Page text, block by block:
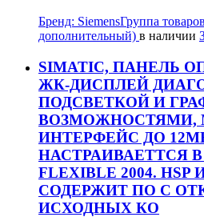
Бренд: SiemensГруппа
дополнительный) в наличии
SIMATIC, ПАНЕЛЬ
ЖК-ДИСПЛЕЙ
ПОДСВЕТКОЙ И
ВОЗМОЖНОСТЯМИ,
ИНТЕРФЕЙС ДО
НАСТРАИВАЕТТСЯ В
FLEXIBLE 2004.
СОДЕРЖИТ ПО С
ИСХОДНЫХ КО